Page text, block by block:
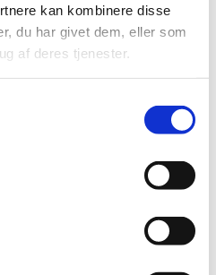
kan kombinere disse
du har givet dem, eller som
af deres tjenester.
for lægemidler til
og angst
for lægemidler i…
for glucosamin